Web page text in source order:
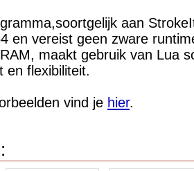
aan
en vereist geen zware
maakt gebruik van Lua
en flexibiliteit.
vind je hier.